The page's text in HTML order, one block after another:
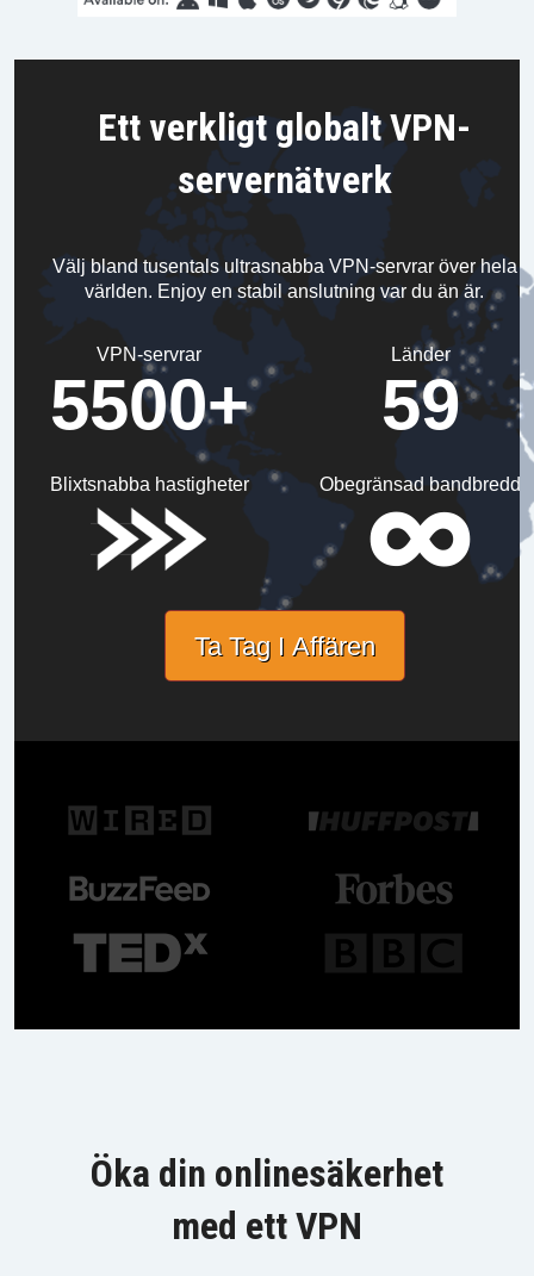
Ett verkligt globalt VPN-
servernätverk
Välj bland tusentals ultrasnabba VPN-servrar över hela
världen. Enjoy en stabil anslutning var du än är.
VPN-servrar
5500+
Länder
59
Blixtsnabba hastigheter Obegränsad bandbredd
Ta Tag I Affären
Öka din onlinesäkerhet
med ett VPN